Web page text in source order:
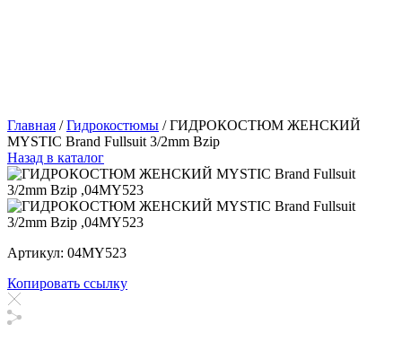
Главная /Гидрокостюмы /ГИДРОКОСТЮМ ЖЕНСКИЙ
MYSTIC Brand Fullsuit 3/2mm Bzip
Назад в каталог
Артикул: 04MY523
Копировать ссылку